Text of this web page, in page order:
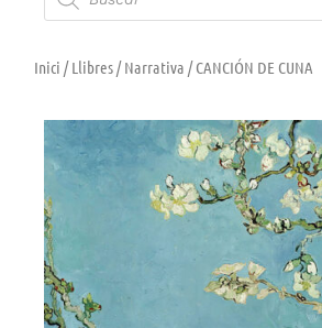
Inici /Llibres/Narrativa / CANCIÓN DE CUNA